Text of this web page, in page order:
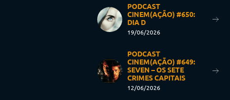
PODCAST
CINEM(AÇÃO) #650:
DIA D
19/06/2026
PODCAST
CINEM(AÇÃO) #649:
SEVEN – OS SETE
CRIMES CAPITAIS
12/06/2026